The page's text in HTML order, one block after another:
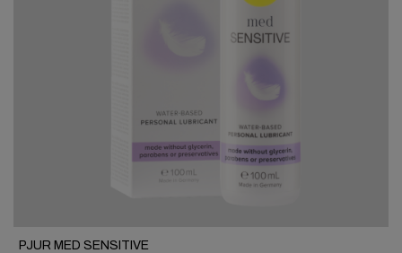
PJUR MED SENSITIVE